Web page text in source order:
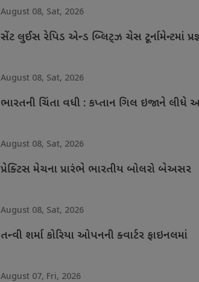
August 08, Sat, 2026
સેંટ લુઈસ રેપિડ એન્ડ બ્લિટ્ઝ ચેસ ટૂર્નામેન્ટમાં
August 08, Sat, 2026
ભારતની ચિંતા વધી : કપ્તાન ગિલ ઇજાને લીધે
August 08, Sat, 2026
પ્રેક્ટિસ મેચના પ્રારંભે ભારતીય બોલરો બેઅસર
August 08, Sat, 2026
તન્વી શર્મા કોરિયા ઓપનની ક્વાર્ટર ફાઇનલમાં
August 07, Fri, 2026